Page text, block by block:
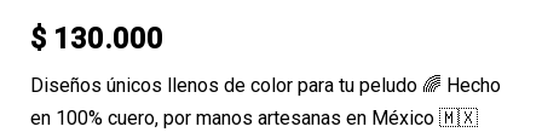
$130.000
Diseños únicos llenos de color para tu peludo 🌈 Hecho
en 100% cuero, por manos artesanas en México 🇲🇽